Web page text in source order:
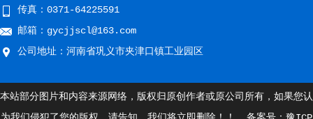
传真：0371-64225591
邮箱：gycjjscl@163.com
公司地址：河南省巩义市夹津口镇工业园区
本站部分图片和内容来源网络，版权归原创作者或原公司所有，如果您认